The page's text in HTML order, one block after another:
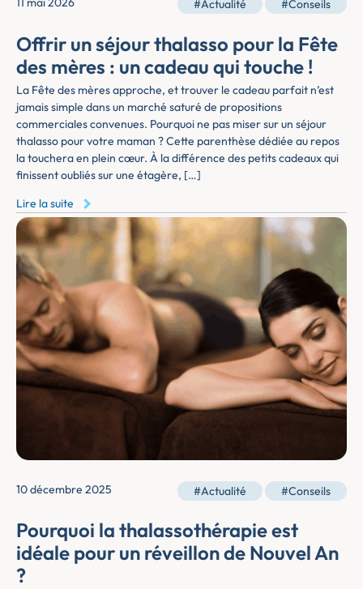
#Actualité #Conseils
Offrir un séjour thalasso pour la Fête
des mères : un cadeau qui touche !
La Fête des mères approche, et trouver le cadeau parfait n’est
jamais simple dans un marché saturé de propositions
commerciales convenues. Pourquoi ne pas miser sur un séjour
thalasso pour votre maman ? Cette parenthèse dédiée au repos
la touchera en plein cœur. À la différence des petits cadeaux qui
finissent oubliés sur une étagère, […]
Lire la suite
10 décembre 2025 #Actualité #Conseils
Pourquoi la thalassothérapie est
idéale pour un réveillon de Nouvel An
?